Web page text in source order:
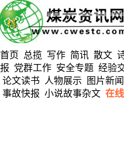
首页 总揽 写作 简讯 散文
报 党群工作 安全专题 经验
论文读书
人物展示 图片新闻
事故快报 小说故事杂文 在